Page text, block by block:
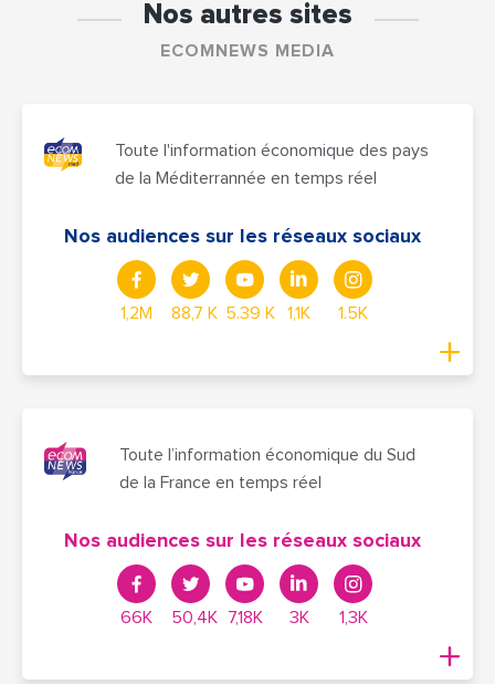
Nos autres sites
ECOMNEWS MEDIA
Toute l'information économique des pays
de la Méditerrannée en temps réel
Nos audiences sur les réseaux sociaux
1,2M 88,7 K 5.39 K 1,1K 1.5K
Toute l’information économique du Sud
de la France en temps réel
Nos audiences sur les réseaux sociaux
66K 50,4K 7,18K 3K 1,3K